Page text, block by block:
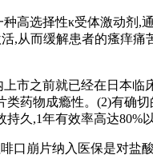
选择性κ受体激动剂,通
,从而缓解患者的瘙痒
之前就已经在日本临床
类药物成瘾性。(2)有确
久,1年有效率高达80%
崩片纳入医保是对盐酸